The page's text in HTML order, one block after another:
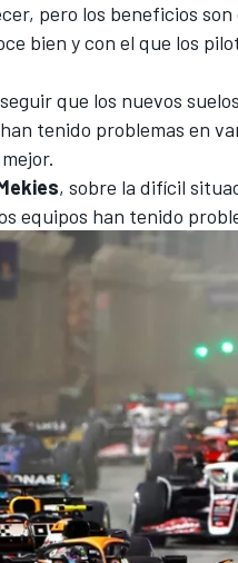
pero los beneficios
bien y con el que los
que los nuevos
han tenido problemas en
, sobre la difícil
equipos han tenido